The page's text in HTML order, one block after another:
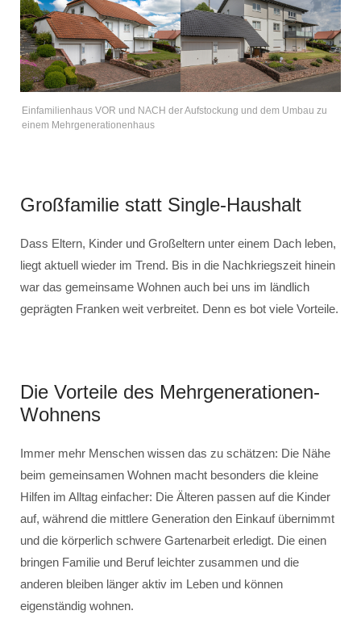
Einfamilienhaus VOR und NACH der Aufstockung und dem Umbau zu
einem Mehrgenerationenhaus
Großfamilie statt Single-Haushalt
Dass Eltern, Kinder und Großeltern unter einem Dach leben,
liegt aktuell wieder im Trend. Bis in die Nachkriegszeit hinein
war das gemeinsame Wohnen auch bei uns im ländlich
geprägten Franken weit verbreitet. Denn es bot viele Vorteile.
Die Vorteile des Mehrgenerationen-
Wohnens
Immer mehr Menschen wissen das zu schätzen: Die Nähe
beim gemeinsamen Wohnen macht besonders die kleine
Hilfen im Alltag einfacher: Die Älteren passen auf die Kinder
auf, während die mittlere Generation den Einkauf übernimmt
und die körperlich schwere Gartenarbeit erledigt. Die einen
bringen Familie und Beruf leichter zusammen und die
anderen bleiben länger aktiv im Leben und können
eigenständig wohnen.